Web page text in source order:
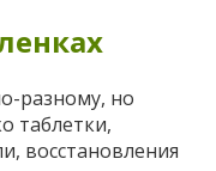
разному, но
таблетки,
восстановления